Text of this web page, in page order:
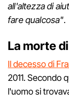
all'altezza di
fare qualcosa".
La morte
Il decesso di
2011. Secondo
l'uomo si